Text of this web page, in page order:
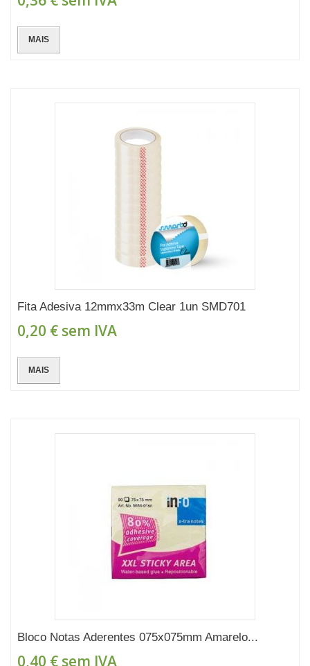
MAIS
Fita Adesiva 12mmx33m Clear 1un SMD701
0,20 € sem IVA
MAIS
Bloco Notas Aderentes 075x075mm Amarelo...
0,40 € sem IVA